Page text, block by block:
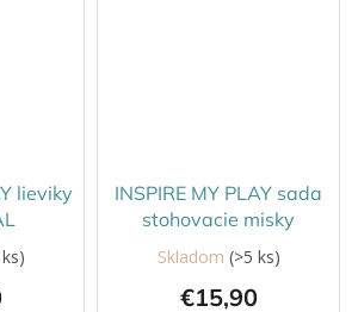
lieviky
INSPIRE MY PLAY sada
stohovacie misky
Skladom (>5 ks)
€15,90